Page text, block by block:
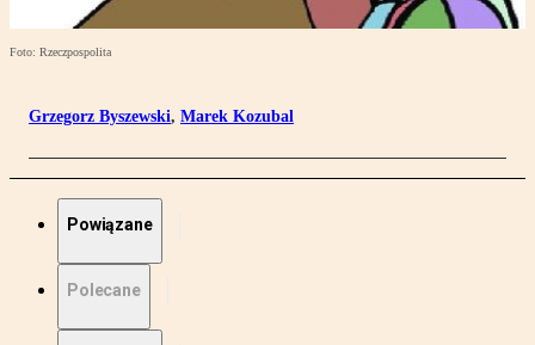
Foto: Rzeczpospolita
Grzegorz Byszewski, Marek Kozubal
Powiązane
Polecane